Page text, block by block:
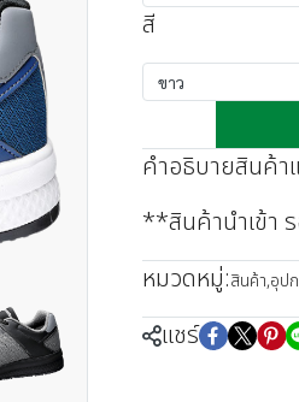
สี
ขาว
คำอธิบายสินค้า
**สินค้านำเข้า
หมวดหมู่:สินค้า,อุป
แชร์